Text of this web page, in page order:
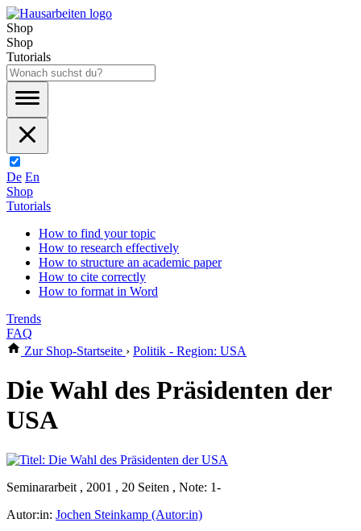
Shop
Shop
Tutorials
De En
Shop
Tutorials
How to find your topic
How to research effectively
How to structure an academic paper
How to cite correctly
How to format in Word
Trends
FAQ
Zur Shop-Startseite › Politik - Region: USA
Die Wahl des Präsidenten der
USA
Seminararbeit , 2001 , 20 Seiten , Note: 1-
Autor:in: Jochen Steinkamp (Autor:in)